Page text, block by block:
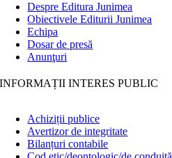
Despre Editura Junimea
Obiectivele Editurii Junimea
Echipa
Dosar de presă
Anunţuri
INFORMAȚII INTERES PUBLIC
Achiziții publice
Avertizor de integritate
Bilanțuri contabile